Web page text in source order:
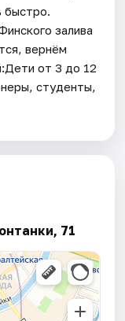
быстро.
залива
вернём
от 3 до 12
студенты,
71